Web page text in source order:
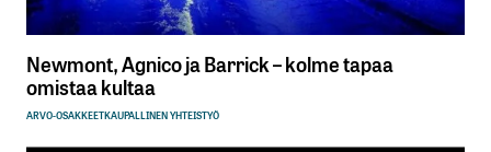
Newmont, Agnico ja Barrick – kolme tapaa
omistaa kultaa
ARVO-OSAKKEETKAUPALLINEN YHTEISTYÖ